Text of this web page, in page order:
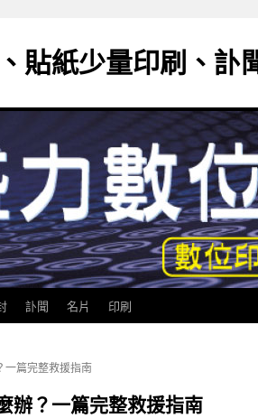
貼紙少量印刷、訃
訃聞 名片 印刷
一篇完整救援指南
辦？一篇完整救援指南